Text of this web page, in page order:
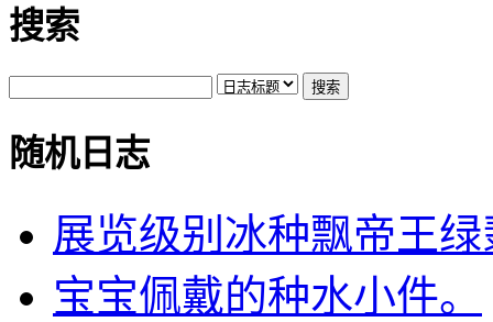
搜索
随机日志
展览级别冰种飘帝王绿
宝宝佩戴的种水小件。